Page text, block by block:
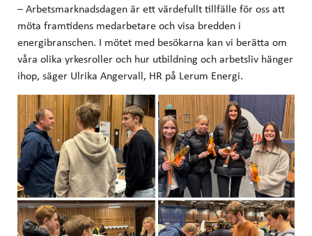
– Arbetsmarknadsdagen är ett värdefullt tillfälle för oss att
möta framtidens medarbetare och visa bredden i
energibranschen. I mötet med besökarna kan vi berätta om
våra olika yrkesroller och hur utbildning och arbetsliv hänger
ihop, säger Ulrika Angervall, HR på Lerum Energi.